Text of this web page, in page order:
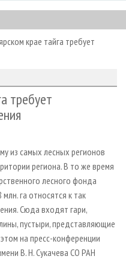
крае тайга требует
требует
из самых лесных регионов
региона. В то же время
лесного фонда
га относятся к так
Сюда входят гари,
пустыри, представляющие
на пресс-конференции
В. Н. Сукачева СО РАН